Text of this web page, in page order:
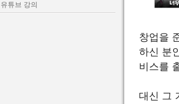
유튜브 강의
창업을
하신 분
비스를
대신 그